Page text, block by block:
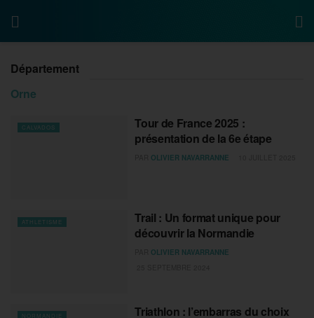
Département
Orne
CALVADOS
Tour de France 2025 :
présentation de la 6e étape
OLIVIER NAVARRANNE
ATHLETISME
Trail : Un format unique pour
découvrir la Normandie
OLIVIER NAVARRANNE
NORMANDIE
Triathlon : l’embarras du choix